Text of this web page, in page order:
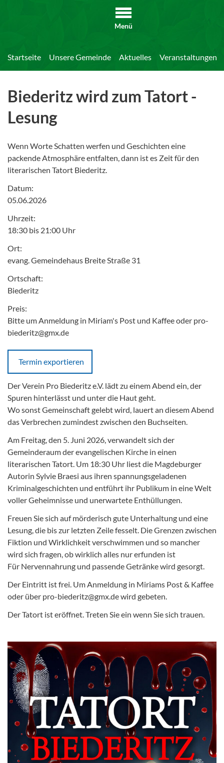
Menü
Startseite Unsere Gemeinde Aktuelles Veranstaltungen
Biederitz wird zum Tatort -
Lesung
Wenn Worte Schatten werfen und Geschichten eine
packende Atmosphäre entfalten, dann ist es Zeit für den
literarischen Tatort Biederitz.
Datum:
05.06.2026
Uhrzeit:
18:30 bis 21:00 Uhr
Ort:
evang. Gemeindehaus Breite Straße 31
Ortschaft:
Biederitz
Preis:
Bitte um Anmeldung in Miriam's Post und Kaffee oder pro-
biederitz@gmx.de
Termin exportieren
Der Verein Pro Biederitz e.V. lädt zu einem Abend ein, der
Spuren hinterlässt und unter die Haut geht.
Wo sonst Gemeinschaft gelebt wird, lauert an diesem Abend
das Verbrechen zumindest zwischen den Buchseiten.
Am Freitag, den 5. Juni 2026, verwandelt sich der
Gemeinderaum der evangelischen Kirche in einen
literarischen Tatort. Um 18:30 Uhr liest die Magdeburger
Autorin Sylvie Braesi aus ihren spannungsgeladenen
Kriminalgeschichten und entführt ihr Publikum in eine Welt
voller Geheimnisse und unerwartete Enthüllungen.
Freuen Sie sich auf mörderisch gute Unterhaltung und eine
Lesung, die bis zur letzten Zeile fesselt. Die Grenzen zwischen
Fiktion und Wirklichkeit verschwimmen und so mancher
wird sich fragen, ob wirklich alles nur erfunden ist
Für Nervennahrung und passende Getränke wird gesorgt.
Der Eintritt ist frei. Um Anmeldung in Miriams Post & Kaffee
oder über pro-biederitz@gmx.de wird gebeten.
Der Tatort ist eröffnet. Treten Sie ein wenn Sie sich trauen.